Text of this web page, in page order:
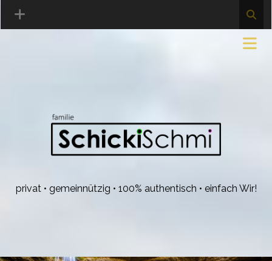
privat • gemeinnützig • 100% authentisch • einfach Wir!